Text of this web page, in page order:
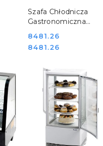
Szafa Chłodnicza
Gastronomiczna
GN 2/1 1300l Stalgast
830130
Cena:
8481.26
Cena:
8481.26
DO KOSZYKA